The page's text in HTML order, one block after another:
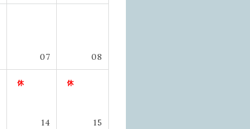
07 08
14 15